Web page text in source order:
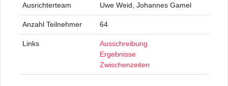
Ausrichterteam Uwe Weid, Johannes Gamel
Anzahl Teilnehmer 64
Links
Ausschreibung
Ergebnisse
Zwischenzeiten